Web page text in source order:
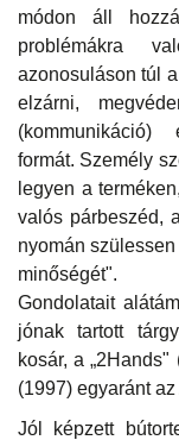
módon áll
problémákra
azonosuláson túl
elzárni,
(kommunikáció)
formát. Személy
legyen a
valós párbeszéd,
nyomán
minőségét".
Gondolatait
jónak tartott
kosár, a
(1997) egyaránt
Jól képzett